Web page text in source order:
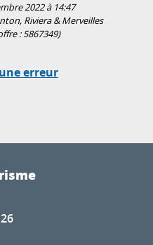
2022 à 14:47
Riviera & Merveilles
:5867349)
erreur